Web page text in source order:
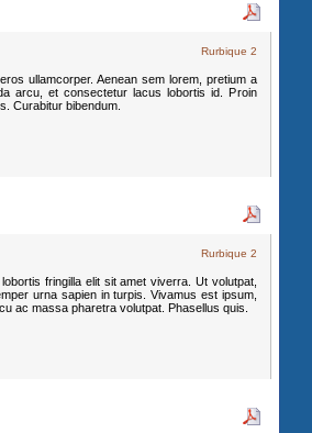
Rurbique 2
ullamcorper. Aenean sem lorem, pretium a
arcu, et consectetur lacus lobortis id. Proin
Curabitur bibendum.
Rurbique 2
fringilla elit sit amet viverra. Ut volutpat,
urna sapien in turpis. Vivamus est ipsum,
ac massa pharetra volutpat. Phasellus quis.